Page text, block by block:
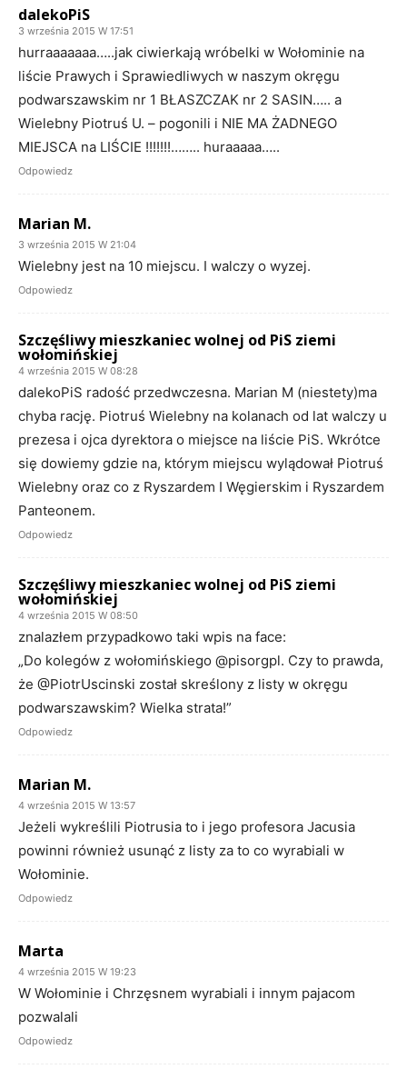
dalekoPiS
3 września 2015 W 17:51
hurraaaaaaa…..jak ciwierkają wróbelki w Wołominie na
liście Prawych i Sprawiedliwych w naszym okręgu
podwarszawskim nr 1 BŁASZCZAK nr 2 SASIN….. a
Wielebny Piotruś U. – pogonili i NIE MA ŻADNEGO
MIEJSCA na LIŚCIE !!!!!!!…….. huraaaaa…..
Odpowiedz
Marian M.
3 września 2015 W 21:04
Wielebny jest na 10 miejscu. I walczy o wyzej.
Odpowiedz
Szczęśliwy mieszkaniec wolnej od PiS ziemi
wołomińskiej
4 września 2015 W 08:28
dalekoPiS radość przedwczesna. Marian M (niestety)ma
chyba rację. Piotruś Wielebny na kolanach od lat walczy u
prezesa i ojca dyrektora o miejsce na liście PiS. Wkrótce
się dowiemy gdzie na, którym miejscu wylądował Piotruś
Wielebny oraz co z Ryszardem I Węgierskim i Ryszardem
Panteonem.
Odpowiedz
Szczęśliwy mieszkaniec wolnej od PiS ziemi
wołomińskiej
4 września 2015 W 08:50
znalazłem przypadkowo taki wpis na face:
„Do kolegów z wołomińskiego @pisorgpl. Czy to prawda,
że @PiotrUscinski został skreślony z listy w okręgu
podwarszawskim? Wielka strata!”
Odpowiedz
Marian M.
4 września 2015 W 13:57
Jeżeli wykreślili Piotrusia to i jego profesora Jacusia
powinni również usunąć z listy za to co wyrabiali w
Wołominie.
Odpowiedz
Marta
4 września 2015 W 19:23
W Wołominie i Chrzęsnem wyrabiali i innym pajacom
pozwalali
Odpowiedz